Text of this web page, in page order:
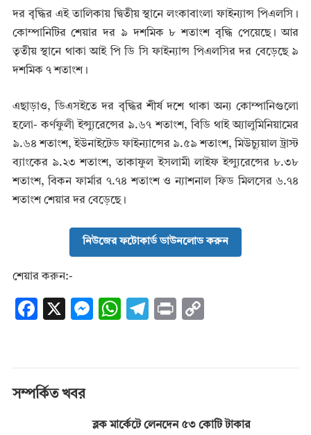
দর বৃদ্ধির এই তালিকায় দ্বিতীয় স্থানে লংকাবাংলা ফাইন্যান্স পিএলসি।
কোম্পানিটির শেয়ার দর ৯ দশমিক ৮ শতাংশ বৃদ্ধি পেয়েছে। আর
তৃতীয় স্থানে থাকা আই পি ডি সি ফাইন্যান্স পিএলসির দর বেড়েছে ৯
দশমিক ৭ শতাংশ।
এছাড়াও, ডিএসইতে দর বৃদ্ধির শীর্ষ দশে থাকা অন্য কোম্পানিগুলো
হলো- কর্ণফুলী ইন্স্যুরেন্সের ৯.৬৭ শতাংশ, বিডি থাই অ্যালুমিনিয়ামের
৯.৬৪ শতাংশ, ইউনাইটেড ফাইন্যান্সের ৯.৫৯ শতাংশ, মিউচ্যুয়াল ট্রাস্ট
ব্যাংকের ৯.২৩ শতাংশ, তাকাফুল ইসলামী লাইফ ইন্স্যুরেন্সের ৮.৩৮
শতাংশ, বিকন ফার্মার ৭.৭৪ শতাংশ ও ন্যাশনাল ফিড মিলসের ৬.৭৪
শতাংশ শেয়ার দর বেড়েছে।
নিউজের ফটোকার্ড ডাউনলোড করুন
শেয়ার করুন:-
F
o
X
M
er
W
p
T
m
Pr
n
সম্পর্কিত খবর
ব্লক মার্কেটে লেনদেন ৫৩ কোটি টাকার